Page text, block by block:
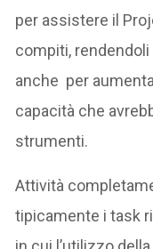
per assistere il
compiti,
anche per
capacità che
strumenti.
Attività
tipicamente i task